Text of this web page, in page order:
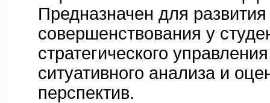
Предназначен для
совершенствования у
стратегического
ситуативного анализа и
перспектив.